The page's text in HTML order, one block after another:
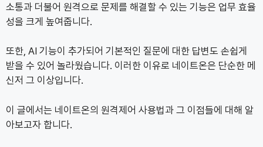
소통과 더불어 원격으로 문제를 해결할 수 있는 기능은 업무 효율
성을 크게 높여줍니다.
또한, AI 기능이 추가되어 기본적인 질문에 대한 답변도 손쉽게
받을 수 있어 놀라웠습니다. 이러한 이유로 네이트온은 단순한 메
신저 그 이상입니다.
이 글에서는 네이트온의 원격제어 사용법과 그 이점들에 대해 알
아보고자 합니다.